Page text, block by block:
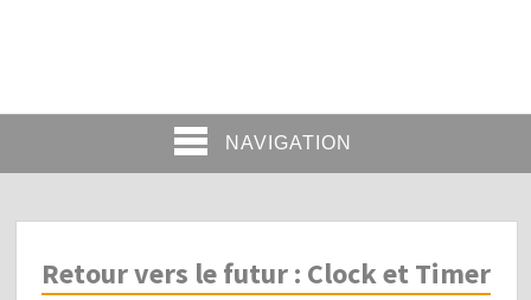
NAVIGATION
Retour vers le futur : Clock et Timer